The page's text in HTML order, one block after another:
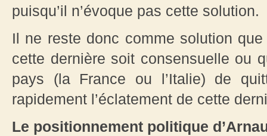
puisqu’il n’évoque pas cette solution.
Il ne reste donc comme solution
cette dernière soit consensuelle ou
pays (la France ou l’Italie) de
rapidement l’éclatement de cette
Le positionnement politique